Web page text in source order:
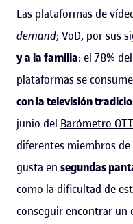
Las plataformas de
demand; VoD, por sus
y a la familia: el 78%
plataformas se
con la televisión
junio del Barómetro
diferentes miembros
gusta en segundas
como la dificultad de
conseguir encontrar un